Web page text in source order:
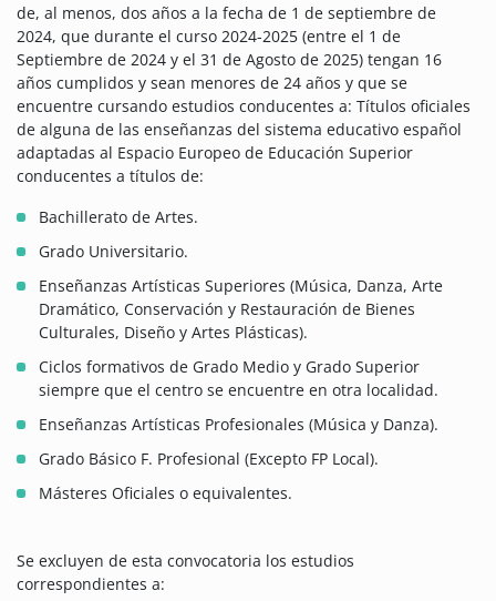
de, al menos, dos años a la fecha de 1 de septiembre de
2024, que durante el curso 2024-2025 (entre el 1 de
Septiembre de 2024 y el 31 de Agosto de 2025) tengan 16
años cumplidos y sean menores de 24 años y que se
encuentre cursando estudios conducentes a: Títulos oficiales
de alguna de las enseñanzas del sistema educativo español
adaptadas al Espacio Europeo de Educación Superior
conducentes a títulos de:
Bachillerato de Artes.
Grado Universitario.
Enseñanzas Artísticas Superiores (Música, Danza, Arte
Dramático, Conservación y Restauración de Bienes
Culturales, Diseño y Artes Plásticas).
Ciclos formativos de Grado Medio y Grado Superior
siempre que el centro se encuentre en otra localidad.
Enseñanzas Artísticas Profesionales (Música y Danza).
Grado Básico F. Profesional (Excepto FP Local).
Másteres Oficiales o equivalentes.
Se excluyen de esta convocatoria los estudios
correspondientes a: